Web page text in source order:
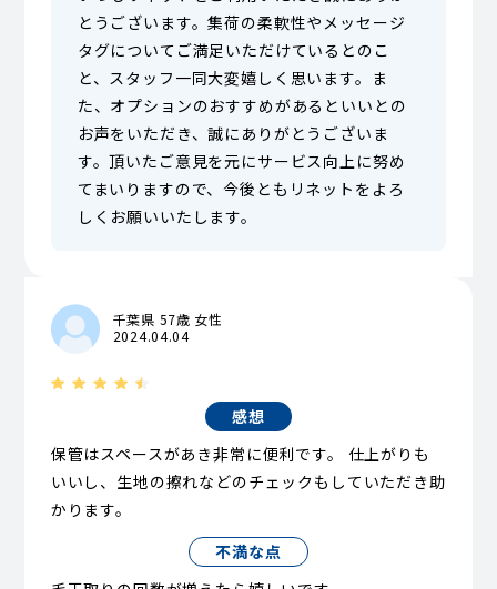
とうございます。集荷の柔軟性やメッセージ
タグについてご満足いただけているとのこ
と、スタッフ一同大変嬉しく思います。ま
た、オプションのおすすめがあるといいとの
お声をいただき、誠にありがとうございま
す。頂いたご意見を元にサービス向上に努め
てまいりますので、今後ともリネットをよろ
しくお願いいたします。
千葉県 57歳 女性
2024.04.04
感想
保管はスペースがあき非常に便利です。 仕上がりも
いいし、生地の擦れなどのチェックもしていただき助
かります。
不満な点